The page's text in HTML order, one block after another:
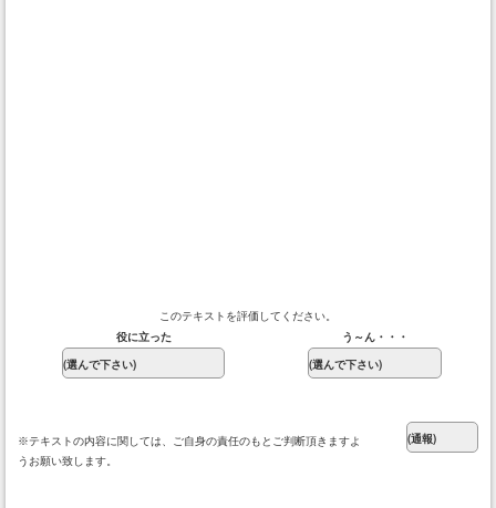
このテキストを評価してください。
役に立った
う～ん・・・
※テキストの内容に関しては、ご自身の責任のもとご判断頂きますよ
うお願い致します。